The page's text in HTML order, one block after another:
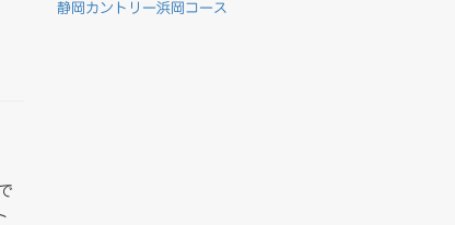
静岡カントリー浜岡コース